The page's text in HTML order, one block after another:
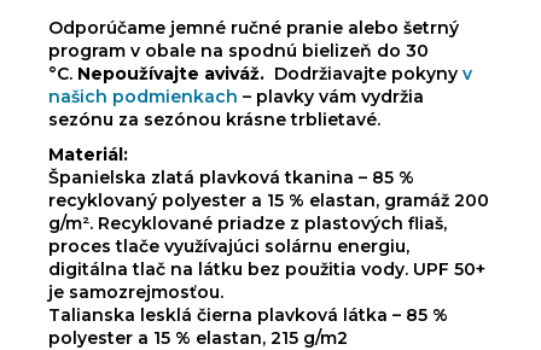
Odporúčame jemné ručné pranie alebo šetrný
program v obale na spodnú bielizeň do 30
°C. Nepoužívajte aviváž. Dodržiavajte pokyny v
našich podmienkach – plavky vám vydržia
sezónu za sezónou krásne trblietavé.
Materiál:
Španielska zlatá plavková tkanina – 85 %
recyklovaný polyester a 15 % elastan, gramáž 200
g/m². Recyklované priadze z plastových fliaš,
proces tlače využívajúci solárnu energiu,
digitálna tlač na látku bez použitia vody. UPF 50+
je samozrejmosťou.
Talianska lesklá čierna plavková látka – 85 %
polyester a 15 % elastan, 215 g/m2